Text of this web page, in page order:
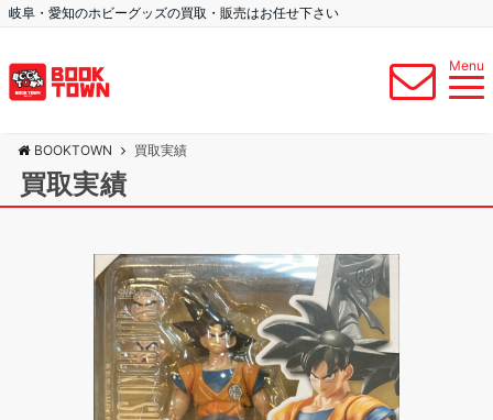
岐阜・愛知のホビーグッズの買取・販売はお任せ下さい
Menu
BOOKTOWN 買取実績
買取実績